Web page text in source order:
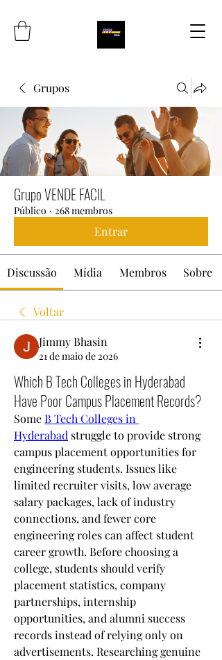
Grupos
Grupo VENDE FACIL
Público · 268 membros
Entrar
Discussão Mídia Membros Sobre
Voltar
Jimmy Bhasin
21 de maio de 2026
Which B Tech Colleges in Hyderabad
Have Poor Campus Placement Records?
Some B Tech Colleges in
Hyderabad struggle to provide strong
campus placement opportunities for
engineering students. Issues like
limited recruiter visits, low average
salary packages, lack of industry
connections, and fewer core
engineering roles can affect student
career growth. Before choosing a
college, students should verify
placement statistics, company
partnerships, internship
opportunities, and alumni success
records instead of relying only on
advertisements. Researching genuine